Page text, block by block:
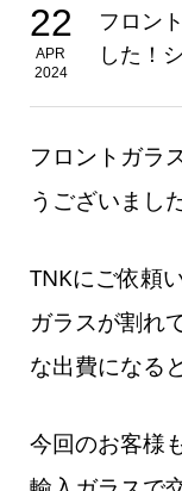
22
APR
2024
フロン
した！
フロントガラ
うございまし
TNKにご依頼
ガラスが割れ
な出費になる
今回のお客様